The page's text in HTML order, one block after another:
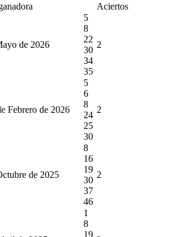
Aciertos
de 2026
5
8
22
30
34
35
2
Febrero de 2026
5
6
8
24
25
30
2
de 2025
8
16
19
30
37
46
2
1
8
19